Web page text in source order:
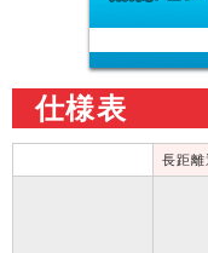
仕様表
長距